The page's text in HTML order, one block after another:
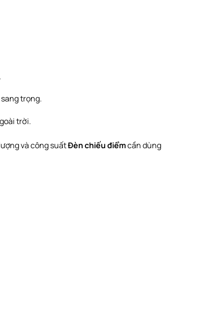
trọng.
trời.
và công suấtĐèn chiếu điểmcần dùng